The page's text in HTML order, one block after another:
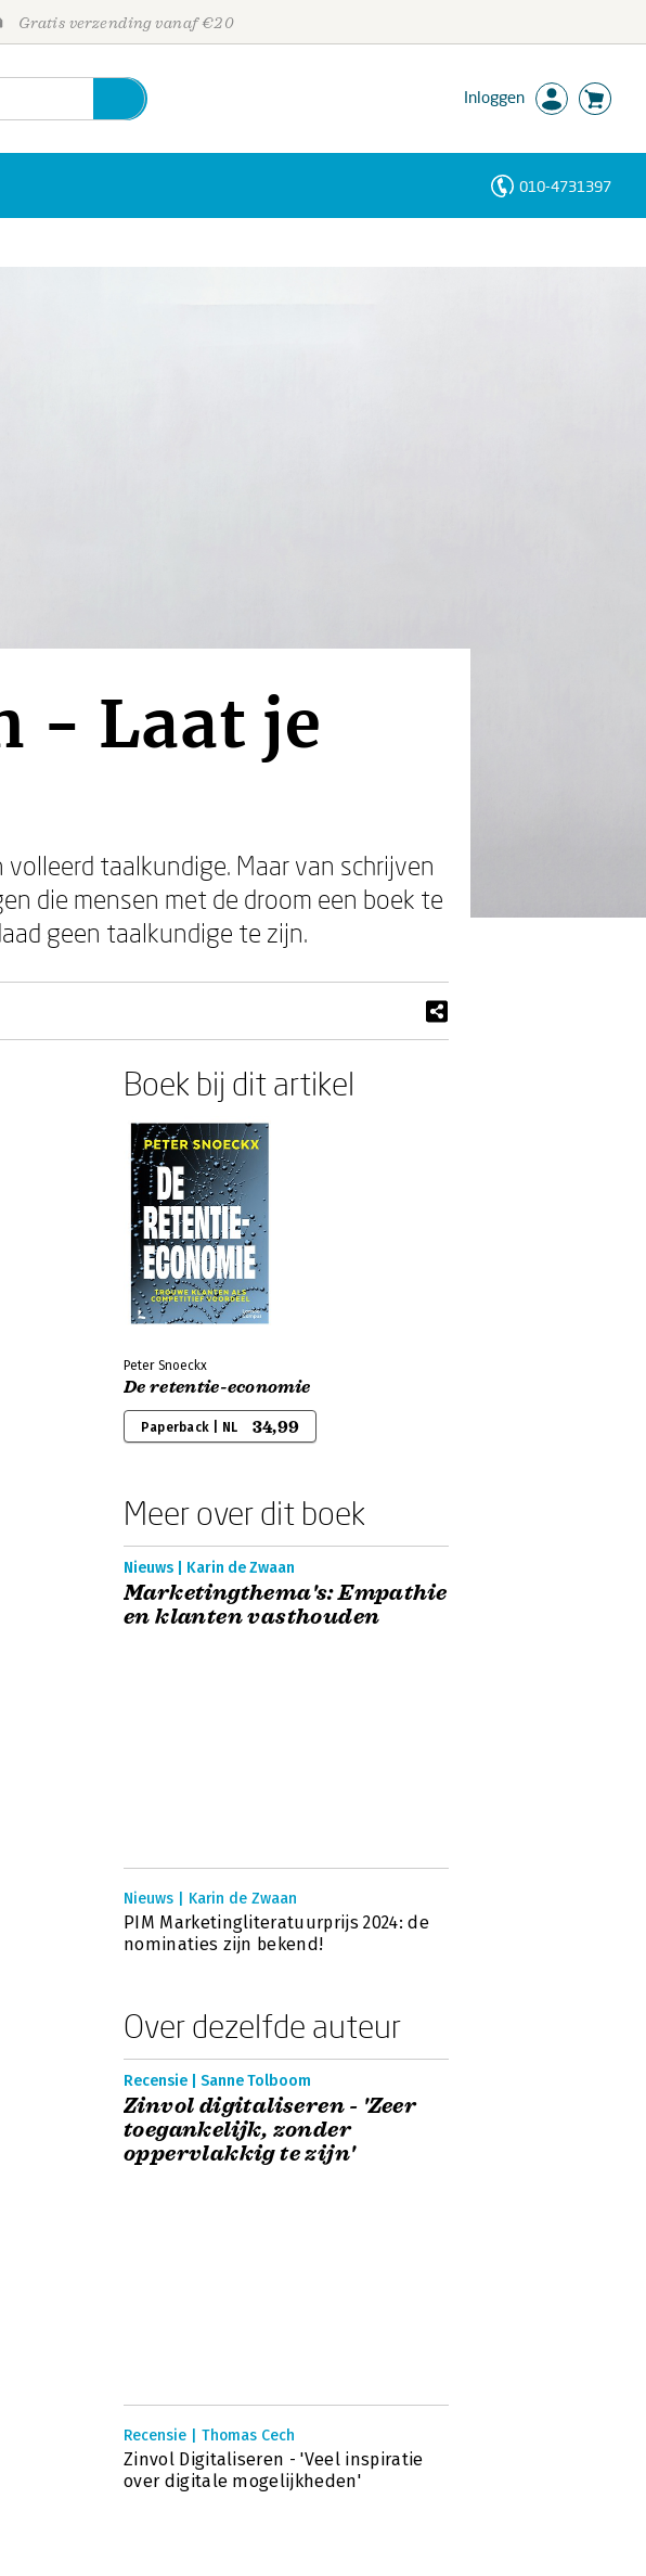
Gratis verzending vanaf €20
Inloggen
010-4731397
- Laat je
volleerd taalkundige. Maar van schrijven
die mensen met de droom een boek te
geen taalkundige te zijn.
Boek bij dit artikel
Peter Snoeckx
De retentie-economie
Paperback | NL 34,99
Meer over dit boek
Nieuws | Karin de Zwaan
Marketingthema's: Empathie
en klanten vasthouden
Nieuws | Karin de Zwaan
PIM Marketingliteratuurprijs 2024: de
nominaties zijn bekend!
Over dezelfde auteur
Recensie | Sanne Tolboom
Zinvol digitaliseren - 'Zeer
toegankelijk, zonder
oppervlakkig te zijn'
Recensie | Thomas Cech
Zinvol Digitaliseren - 'Veel inspiratie
over digitale mogelijkheden'
Personen